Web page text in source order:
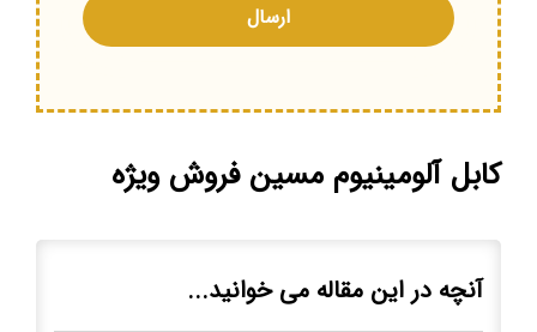
کابل آلومینیوم مسین فروش ویژه
آنچه در این مقاله می خوانید...